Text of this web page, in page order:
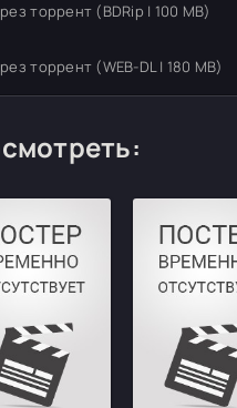
торрент (BDRip | 100 MB)
торрент (WEB-DL | 180 MB)